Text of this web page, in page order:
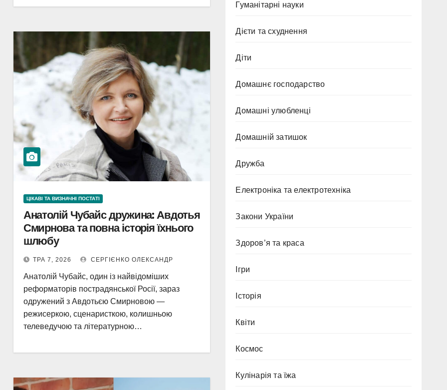
ЦІКАВІ ТА ВИЗНАЧНІ ПОСТАТІ
Анатолій Чубайс дружина: Авдотья
Смирнова та повна історія їхнього
шлюбу
ТРА 7, 2026 СЕРГІЄНКО ОЛЕКСАНДР
Анатолій Чубайс, один із найвідоміших
реформаторів пострадянської Росії, зараз
одружений з Авдотьєю Смирновою —
режисеркою, сценаристкою, колишньою
телеведучою та літературною…
Гуманітарні науки
Дієти та схуднення
Діти
Домашнє господарство
Домашні улюбленці
Домашній затишок
Дружба
Електроніка та електротехніка
Закони України
Здоров’я та краса
Ігри
Історія
Квіти
Космос
Кулінарія та їжа